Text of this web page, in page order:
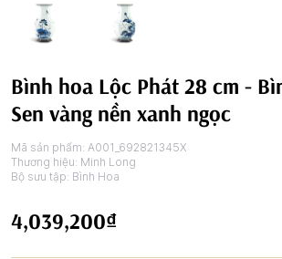
Bình hoa Lộc Phát 28 cm -
Sen vàng nền xanh ngọc
Mã sản phẩm: A001_692821345X
Thương hiệu: Minh Long
Bộ sưu tập: Bình Hoa
4,039,200₫